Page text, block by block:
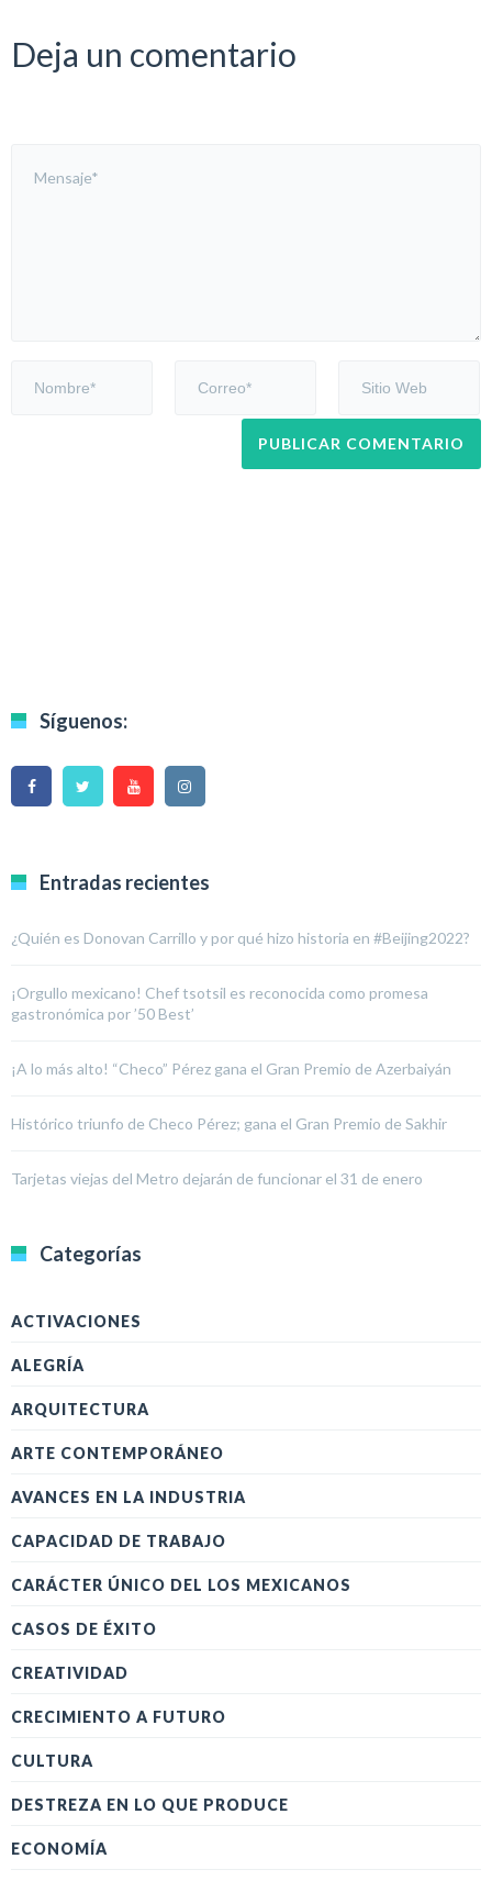
Deja un comentario
Síguenos:
Entradas recientes
¿Quién es Donovan Carrillo y por qué hizo historia en #Beijing2022?
¡Orgullo mexicano! Chef tsotsil es reconocida como promesa
gastronómica por ’50 Best’
¡A lo más alto! “Checo” Pérez gana el Gran Premio de Azerbaiyán
Histórico triunfo de Checo Pérez; gana el Gran Premio de Sakhir
Tarjetas viejas del Metro dejarán de funcionar el 31 de enero
Categorías
ACTIVACIONES
ALEGRÍA
ARQUITECTURA
ARTE CONTEMPORÁNEO
AVANCES EN LA INDUSTRIA
CAPACIDAD DE TRABAJO
CARÁCTER ÚNICO DEL LOS MEXICANOS
CASOS DE ÉXITO
CREATIVIDAD
CRECIMIENTO A FUTURO
CULTURA
DESTREZA EN LO QUE PRODUCE
ECONOMÍA